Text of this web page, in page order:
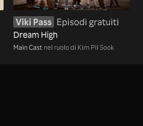
Viki Pass Episodi gratuiti
Dream High
Main Cast nel ruolo di Kim Pil Sook